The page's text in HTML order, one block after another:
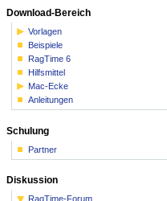
Download-Bereich
Vorlagen
Beispiele
RagTime 6
Hilfsmittel
Mac-Ecke
Anleitungen
Schulung
Partner
Diskussion
RagTime-Forum